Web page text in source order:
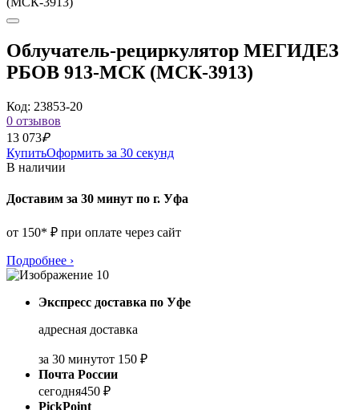
Облучатель-рециркулятор МЕГИДЕЗ
РБОВ 913-МСК (МСК-3913)
Код: 23853-20
0 отзывов
13 073₽
КупитьОформить за 30 секунд
В наличии
Доставим за 30 минут по г. Уфа
от 150* ₽ при оплате через сайт
Подробнее ›
Экспресс доставка по Уфе
адресная доставка
за 30 минутот 150 ₽
Почта России
сегодня450 ₽
PickPoint